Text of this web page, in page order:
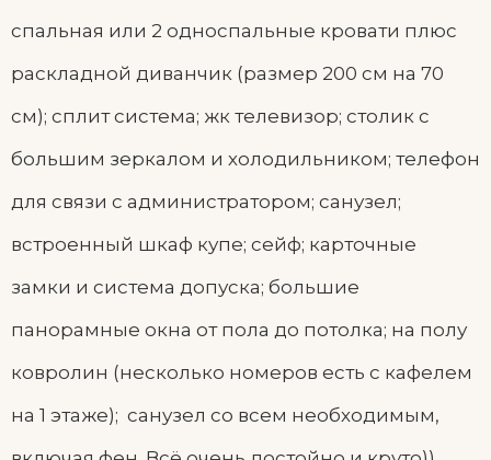
спальная или 2 односпальные кровати плюс
раскладной диванчик (размер 200 см на 70
см); сплит система; жк телевизор; столик с
большим зеркалом и холодильником; телефон
для связи с администратором; санузел;
встроенный шкаф купе; сейф; карточные
замки и система допуска; большие
панорамные окна от пола до потолка; на полу
ковролин (несколько номеров есть с кафелем
на 1 этаже); санузел со всем необходимым,